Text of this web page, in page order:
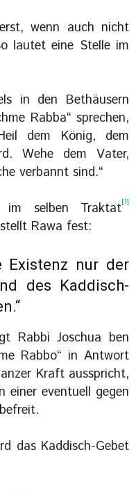
wenn auch nicht
lautet eine Stelle im
Rabba“ sprechen,
dem König, dem
Wehe dem Vater,
verbannt sind.“
selben Traktat[1]
Rawa fest:
Existenz nur der
des Kaddisch-
Rabbi Joschua ben
Rabbo“ in Antwort
Kraft ausspricht,
das Kaddisch-Gebet